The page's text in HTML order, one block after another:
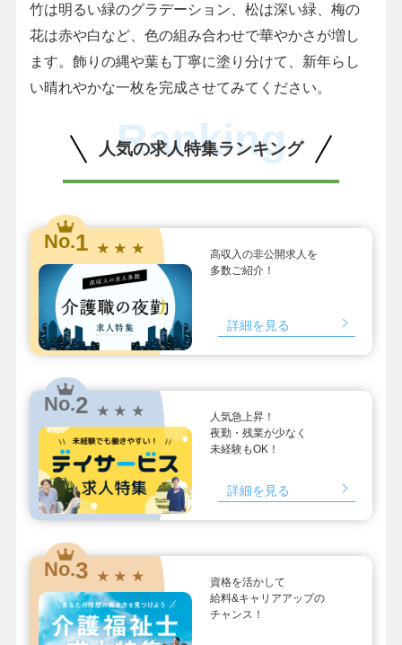
竹は明るい緑のグラデーション、松は深い緑、梅の
花は赤や白など、色の組み合わせで華やかさが増し
ます。飾りの縄や葉も丁寧に塗り分けて、新年らし
い晴れやかな一枚を完成させてみてください。
人気の求人特集ランキング
Ranking
No.1 ★ ★ ★
高収入の非公開求人を
多数ご紹介！
詳細を見る
No.2 ★ ★ ★
人気急上昇！
夜勤・残業が少なく
未経験もOK！
詳細を見る
No.3 ★ ★ ★
資格を活かして
給料&キャリアアップの
チャンス！